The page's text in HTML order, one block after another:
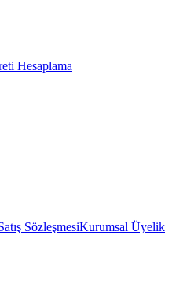
Hesaplama
SözleşmesiKurumsal Üyelik